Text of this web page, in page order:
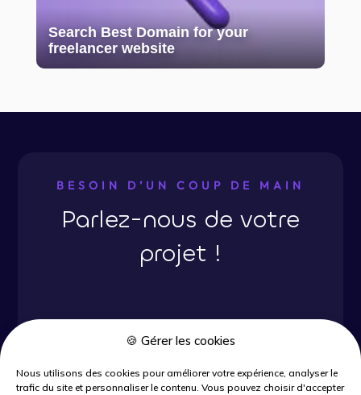
🍪 Gérer les cookies
Nous utilisons des cookies pour améliorer votre expérience, analyser le
trafic du site et personnaliser le contenu. Vous pouvez choisir d'accepter
Search Best Domain for your
freelancer website
BESOIN D’UN COUP DE MAIN
Parlez-nous de votre
projet !